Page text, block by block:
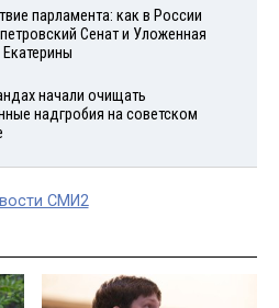
парламента: как в России
Сенат и Уложенная
начали очищать
надгробия на советском
СМИ2